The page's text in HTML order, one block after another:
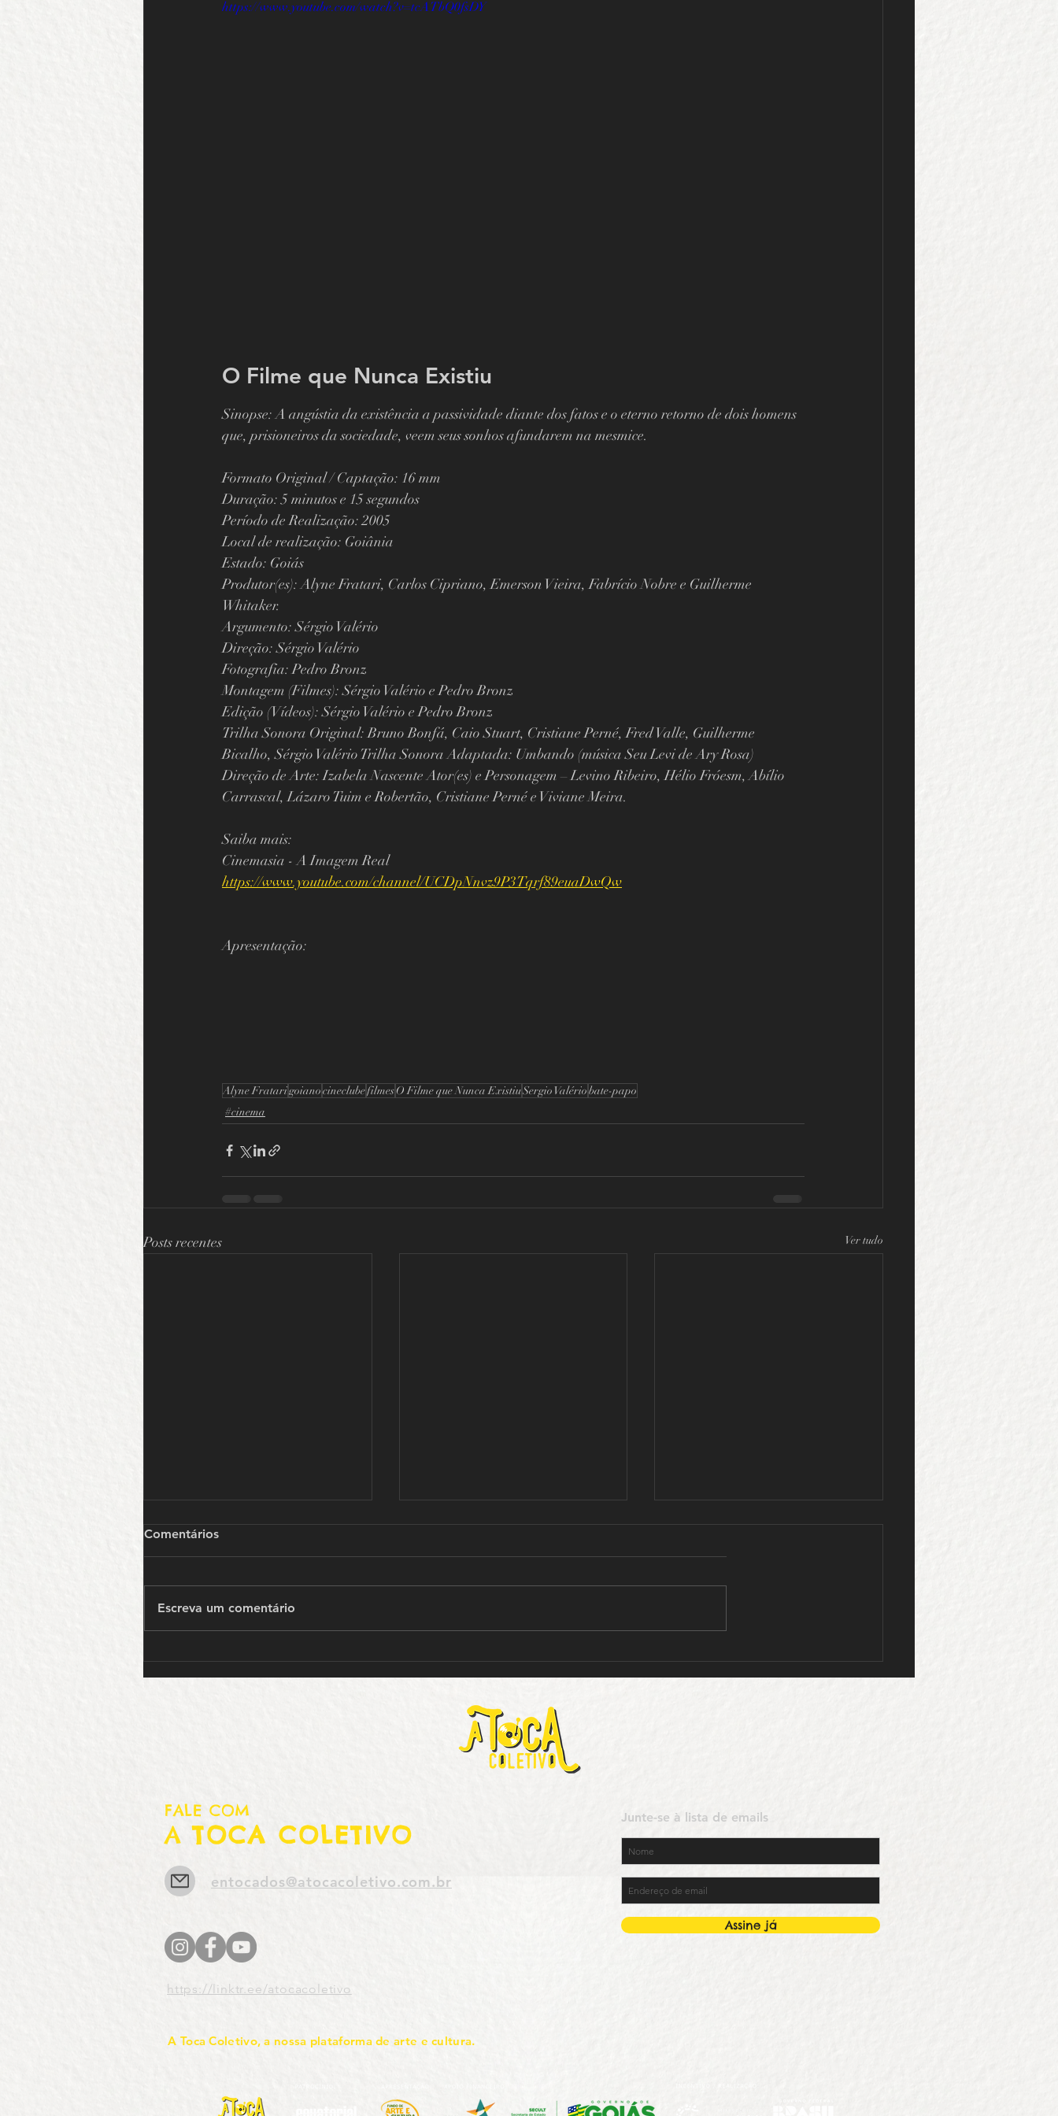
https://www.youtube.com/watch?v=tcATbQ0fsDY
O Filme que Nunca Existiu
Sinopse: A angústia da existência a passividade diante dos fatos e o eterno retorno de dois homens
que, prisioneiros da sociedade, veem seus sonhos afundarem na mesmice.
Formato Original / Captação: 16 mm
Duração: 5 minutos e 15 segundos
Período de Realização: 2005
Local de realização: Goiânia
Estado: Goiás
Produtor(es): Alyne Fratari, Carlos Cipriano, Emerson Vieira, Fabrício Nobre e Guilherme
Whitaker.
Argumento: Sérgio Valério
Direção: Sérgio Valério
Fotografia: Pedro Bronz
Montagem (Filmes): Sérgio Valério e Pedro Bronz
Edição (Vídeos): Sérgio Valério e Pedro Bronz
Trilha Sonora Original: Bruno Bonfá, Caio Stuart, Cristiane Perné, Fred Valle, Guilherme
Bicalho, Sérgio Valério Trilha Sonora Adaptada: Umbando (música Seu Levi de Ary Rosa)
Direção de Arte: Izabela Nascente Ator(es) e Personagem – Levino Ribeiro, Hélio Fróesm, Abílio
Carrascal, Lázaro Tuim e Robertão, Cristiane Perné e Viviane Meira.
Saiba mais:
Cinemasia - A Imagem Real
https://www.youtube.com/channel/UCDpNnvz9P3Tqrf89euaDwQw
Apresentação:
Alyne FratarigoianocineclubefilmesO Filme que Nunca ExistiuSergio Valériobate-papo
#cinema
Posts recentes Ver tudo
Cinema: Músicas que Saíram
Comentários
Escreva um comentário
FALE COM
ATOCA COLETIVO
entocados@atocacoletivo.com.br
Junte-se à lista de emails
Assine já
https://linktr.ee/atocacoletivo
A Toca Coletivo, a nossa plataforma de arte e cultura.